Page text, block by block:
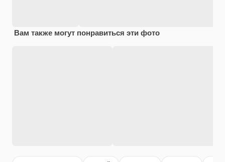
Вам также могут понравиться эти фото